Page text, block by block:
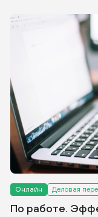
Онлайн Деловая
По работе.